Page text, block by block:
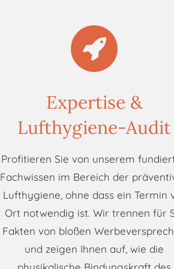
Expertise &
Lufthygiene-Audit
Profitieren Sie von unserem
Fachwissen im Bereich der
Lufthygiene, ohne dass ein Termin
Ort notwendig ist. Wir trennen für
Fakten von bloßen
und zeigen Ihnen auf, wie die